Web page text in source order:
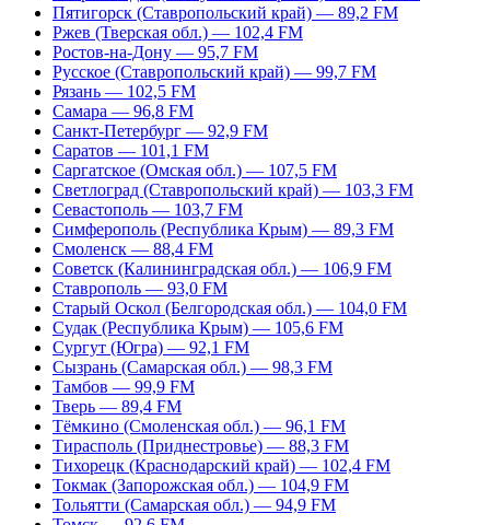
Пятигорск (Ставропольский край) — 89,2 FM
Ржев (Тверская обл.) — 102,4 FM
Ростов-на-Дону — 95,7 FM
Русское (Ставропольский край) — 99,7 FM
Рязань — 102,5 FM
Самара — 96,8 FM
Санкт-Петербург — 92,9 FM
Саратов — 101,1 FM
Саргатское (Омская обл.) — 107,5 FM
Светлоград (Ставропольский край) — 103,3 FM
Севастополь — 103,7 FM
Симферополь (Республика Крым) — 89,3 FM
Смоленск — 88,4 FM
Советск (Калининградская обл.) — 106,9 FM
Ставрополь — 93,0 FM
Старый Оскол (Белгородская обл.) — 104,0 FM
Судак (Республика Крым) — 105,6 FM
Сургут (Югра) — 92,1 FM
Сызрань (Самарская обл.) — 98,3 FM
Тамбов — 99,9 FM
Тверь — 89,4 FM
Тёмкино (Смоленская обл.) — 96,1 FM
Тирасполь (Приднестровье) — 88,3 FM
Тихорецк (Краснодарский край) — 102,4 FM
Токмак (Запорожская обл.) — 104,9 FM
Тольятти (Самарская обл.) — 94,9 FM